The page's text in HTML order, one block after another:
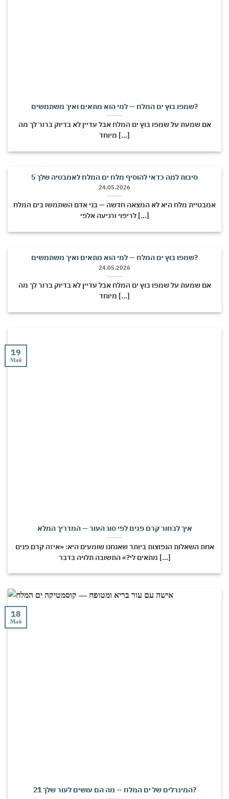
שמפו בוץ ים המלח — למי הוא מתאים ואיך משתמשים?
אם שמעת על שמפו בוץ ים המלח אבל עדיין לא בדיוק ברור לך מה
מיוחד [...]
5 סיבות למה כדאי להוסיף מלח ים המלח לאמבטיה שלך
24.05.2026
אמבטיית מלח היא לא המצאה חדשה — בני אדם השתמשו בים המלח
לריפוי ורגיעה אלפי [...]
שמפו בוץ ים המלח — למי הוא מתאים ואיך משתמשים?
24.05.2026
אם שמעת על שמפו בוץ ים המלח אבל עדיין לא בדיוק ברור לך מה
מיוחד [...]
איך לבחור קרם פנים לפי סוג העור — המדריך המלא
אחת השאלות הנפוצות ביותר שאנחנו שומעים היא: «איזה קרם פנים
מתאים לי?» התשובה תלויה בדבר [...]
19
Май
21 המינרלים של ים המלח — מה הם עושים לעור שלך?
18
Май